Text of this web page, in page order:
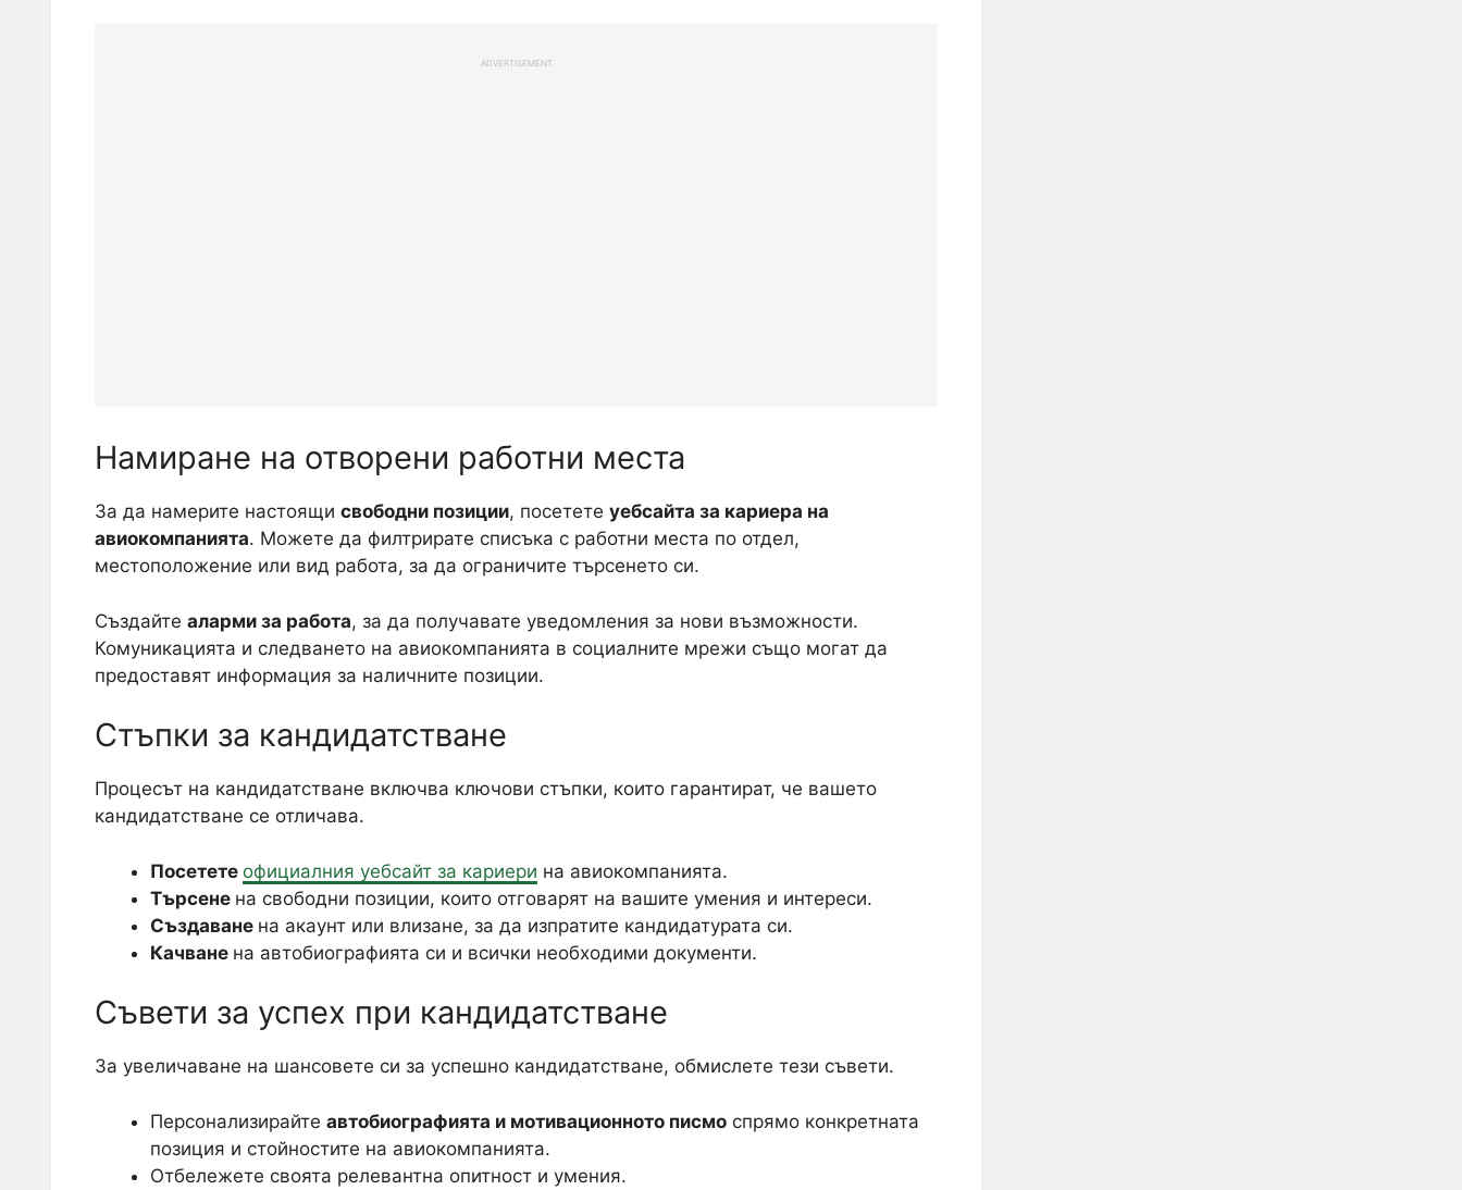
ADVERTISEMENT
Намиране на отворени работни места
За да намерите настоящи свободни позиции, посетете уебсайта за кариера на
авиокомпанията. Можете да филтрирате списъка с работни места по отдел,
местоположение или вид работа, за да ограничите търсенето си.
Създайте аларми за работа, за да получавате уведомления за нови възможности.
Комуникацията и следването на авиокомпанията в социалните мрежи също могат да
предоставят информация за наличните позиции.
Стъпки за кандидатстване
Процесът на кандидатстване включва ключови стъпки, които гарантират, че вашето
кандидатстване се отличава.
Посетете официалния уебсайт за кариери на авиокомпанията.
Търсене на свободни позиции, които отговарят на вашите умения и интереси.
Създаване на акаунт или влизане, за да изпратите кандидатурата си.
Качване на автобиографията си и всички необходими документи.
Съвети за успех при кандидатстване
За увеличаване на шансовете си за успешно кандидатстване, обмислете тези съвети.
Персонализирайте автобиографията и мотивационното писмо спрямо конкретната
позиция и стойностите на авиокомпанията.
Отбележете своята релевантна опитност и умения.